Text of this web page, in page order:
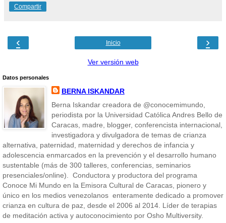
Compartir
‹ ›
Inicio
Ver versión web
Datos personales
BERNA ISKANDAR
Berna Iskandar creadora de @conocemimundo,
periodista por la Universidad Católica Andres Bello de
Caracas, madre, blogger, conferencista internacional,
investigadora y divulgadora de temas de crianza
alternativa, paternidad, maternidad y derechos de infancia y
adolescencia enmarcados en la prevención y el desarrollo humano
sustentable (más de 300 talleres, conferencias, seminarios
presenciales/online). Conductora y productora del programa
Conoce Mi Mundo en la Emisora Cultural de Caracas, pionero y
único en los medios venezolanos enteramente dedicado a promover
crianza en cultura de paz, desde el 2006 al 2014. Líder de terapias
de meditación activa y autoconocimiento por Osho Multiversity.